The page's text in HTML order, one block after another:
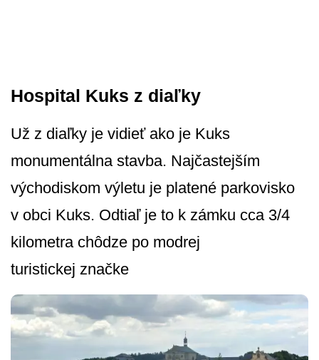
Hospital Kuks z diaľky
Už z diaľky je vidieť ako je Kuks
monumentálna stavba. Najčastejším
východiskom výletu je platené parkovisko
v obci Kuks. Odtiaľ je to k zámku cca 3/4
kilometra chôdze po modrej
turistickej značke